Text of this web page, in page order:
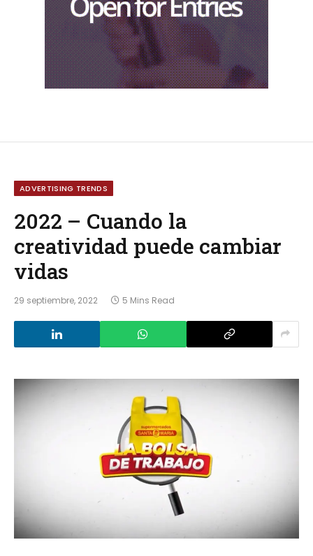
ADVERTISING TRENDS
2022 – Cuando la
creatividad puede cambiar
vidas
29 septiembre, 2022 5 Mins Read